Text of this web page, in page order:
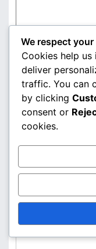
g
a
t
o
n
Name*
Email*
Website
We respect
Cookies help
deliver
traffic. You can
by clicking
consent or
cookies.